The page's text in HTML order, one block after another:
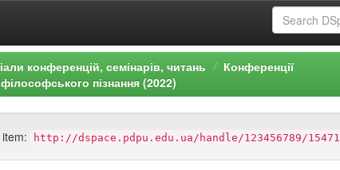
конференцій, семінарів, читань
Конференції
пізнання (2022)
http://dspace.pdpu.edu.ua/handle/123456789/15471